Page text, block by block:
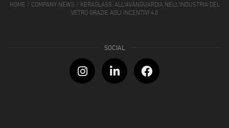
HOME / COMPANY NEWS / KERAGLASS: ALL'AVANGUARDIA NELL'INDUSTRIA DEL
VETRO GRAZIE AGLI INCENTIVI 4.0